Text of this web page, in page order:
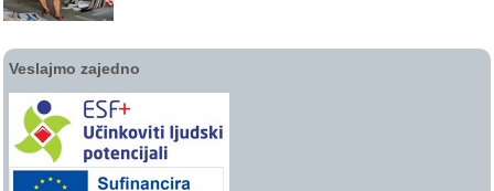
Veslajmo zajedno